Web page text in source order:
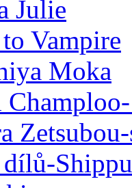
Julie
Vampire
Moka
dílů-